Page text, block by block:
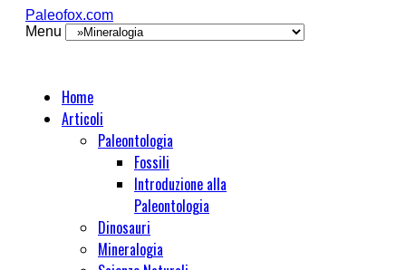
Paleofox.com
Menu
Home
Articoli
Paleontologia
Fossili
Introduzione alla
Paleontologia
Dinosauri
Mineralogia